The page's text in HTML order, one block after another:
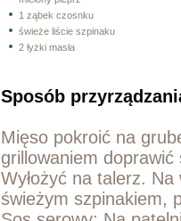
1 ząbek czosnku
świeże liście szpinaku
2 łyżki masła
Sposób
Mięso pokroić na
grillowaniem
Wyłożyć na talerz.
świeżym szpinakiem,